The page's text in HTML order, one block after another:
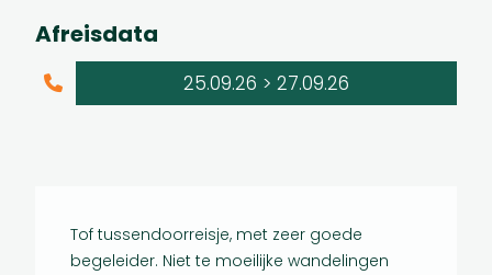
Afreisdata
25.09.26 > 27.09.26
Tof tussendoorreisje, met zeer goede
begeleider. Niet te moeilijke wandelingen